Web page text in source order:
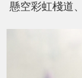
懸空彩虹棧道